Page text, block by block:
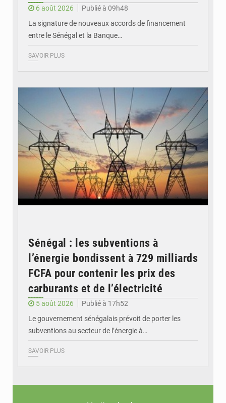
6 août 2026
Publié à 09h48
La signature de nouveaux accords de financement
entre le Sénégal et la Banque…
SAVOIR PLUS
Sénégal : les subventions à
l’énergie bondissent à 729 milliards
FCFA pour contenir les prix des
carburants et de l’électricité
5 août 2026
Publié à 17h52
Le gouvernement sénégalais prévoit de porter les
subventions au secteur de l’énergie à…
SAVOIR PLUS